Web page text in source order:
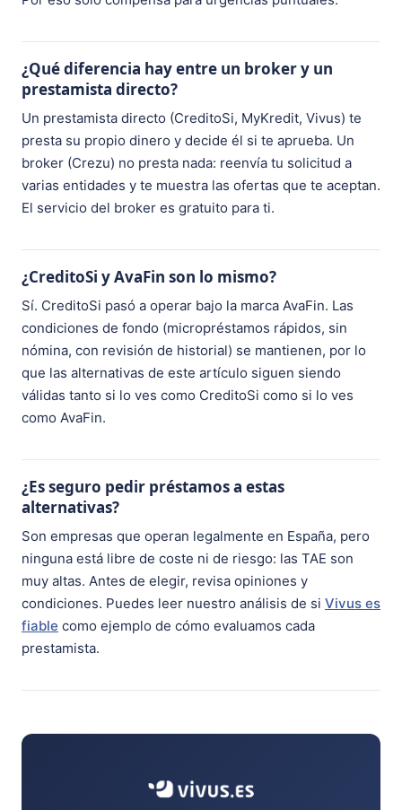
¿Qué diferencia hay entre un broker y un
prestamista directo?
Un prestamista directo (CreditoSi, MyKredit, Vivus) te
presta su propio dinero y decide él si te aprueba. Un
broker (Crezu) no presta nada: reenvía tu solicitud a
varias entidades y te muestra las ofertas que te aceptan.
El servicio del broker es gratuito para ti.
¿CreditoSi y AvaFin son lo mismo?
Sí. CreditoSi pasó a operar bajo la marca AvaFin. Las
condiciones de fondo (micropréstamos rápidos, sin
nómina, con revisión de historial) se mantienen, por lo
que las alternativas de este artículo siguen siendo
válidas tanto si lo ves como CreditoSi como si lo ves
como AvaFin.
¿Es seguro pedir préstamos a estas
alternativas?
Son empresas que operan legalmente en España, pero
ninguna está libre de coste ni de riesgo: las TAE son
muy altas. Antes de elegir, revisa opiniones y
condiciones. Puedes leer nuestro análisis de si Vivus es
fiable como ejemplo de cómo evaluamos cada
prestamista.